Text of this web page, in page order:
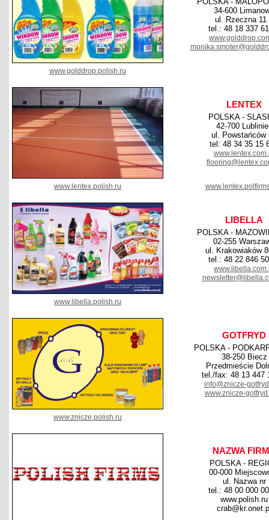
34-600
ul. Rzeczna 11
tel.: 48 18 337
www.golddrop.polish.ru
LENTEX
POLSKA -
42-700
ul. Powstańców
tel: 48 34 35 15
www.lentex.polish.ru
LIBELLA
POLSKA -
02-255
ul. Krakowiaków
tel.: 48 22 846
www.libella.polish.ru
GOTFRYD
POLSKA -
38-250 Biecz
Przedmieście
tel./fax: 48 13 447
info@znicze-
www.znicze-
www.znicze.polish.ru
NAZWA
POLSKA -
00-000
ul. Nazwa nr
tel.: 48 00 000
www.polish.ru